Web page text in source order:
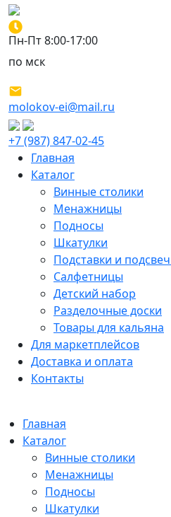
Пн-Пт 8:00-17:00
по мск
molokov-ei@mail.ru
+7 (987) 847-02-45
Главная
Каталог
Винные столики
Менажницы
Подносы
Шкатулки
Подставки и
Салфетницы
Детский набор
Разделочные доски
Товары для кальяна
Для маркетплейсов
Доставка и оплата
Контакты
Главная
Каталог
Винные столики
Менажницы
Подносы
Шкатулки